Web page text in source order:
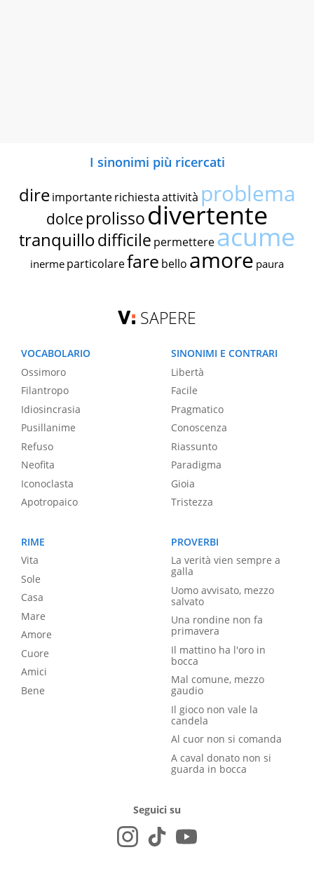
I sinonimi più ricercati
dire importante richiestaattività problema
dolce prolissodivertente
tranquillodifficile permettereacume
inerme particolarefare bello amore paura
SAPERE
VOCABOLARIO
Ossimoro
Filantropo
Idiosincrasia
Pusillanime
Refuso
Neofita
Iconoclasta
Apotropaico
SINONIMI E CONTRARI
Libertà
Facile
Pragmatico
Conoscenza
Riassunto
Paradigma
Gioia
Tristezza
RIME
Vita
Sole
Casa
Mare
Amore
Cuore
Amici
Bene
PROVERBI
La verità vien sempre a
galla
Uomo avvisato, mezzo
salvato
Una rondine non fa
primavera
Il mattino ha l'oro in
bocca
Mal comune, mezzo
gaudio
Il gioco non vale la
candela
Al cuor non si comanda
A caval donato non si
guarda in bocca
Seguici su